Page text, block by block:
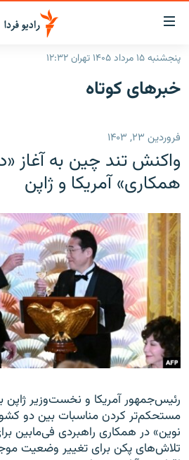
لینک‌های
قابلیت
دسترسی
بازگشت
اصلی
رفتن
صفحه
ایران
رادیو
انتخاب کنید و بشنوید
فرکانس‌ها
پادکست
گزارش‌های تصویری
گزارش‌های ویدئویی
زنان فردا
English
به ما بپیوندید
زبان‌های دیگر
پنجشنبه ۱۵ مرداد ۱۴۰۵ تهران ۱۲:۳۲
خبرهای کوتاه
فروردین ۲۳, ۱۴۰۳
واکنش تند چین به آغاز
همکاری» آمریکا و ژاپن
رئیس‌جمهور آمریکا و نخست‌وزیر ژاپن
مستحکم‌تر کردن مناسبات بین دو
نوین» در همکاری راهبردی فی‌مابین
تلاش‌های پکن برای تغییر وضعیت